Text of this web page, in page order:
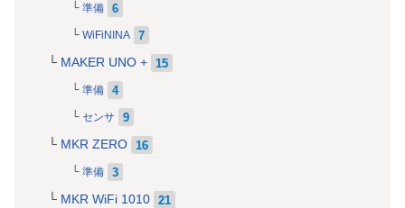
準備 6
WiFiNINA 7
MAKER UNO + 15
準備 4
センサ 9
MKR ZERO 16
準備 3
MKR WiFi 1010 21